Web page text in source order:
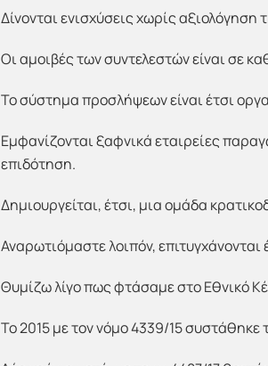
Δίνονται ενισχύσεις χωρίς
Οι αμοιβές των συντελεστών είναι σε
Το σύστημα προσλήψεων είναι έτσι
Εμφανίζονται ξαφνικά εταιρείες
επιδότηση.
Δημιουργείται, έτσι, μια ομάδα
Αναρωτιόμαστε λοιπόν,
Θυμίζω λίγο πως φτάσαμε στο Εθνικό
Το 2015 με τον νόμο 4339/15 συστάθηκε